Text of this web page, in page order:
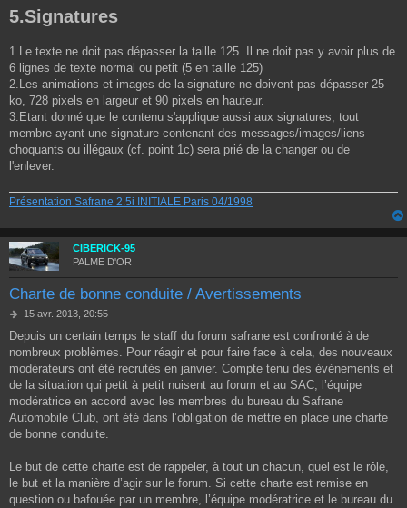
5.Signatures
1.Le texte ne doit pas dépasser la taille 125. Il ne doit pas y avoir plus de
6 lignes de texte normal ou petit (5 en taille 125)
2.Les animations et images de la signature ne doivent pas dépasser 25
ko, 728 pixels en largeur et 90 pixels en hauteur.
3.Etant donné que le contenu s'applique aussi aux signatures, tout
membre ayant une signature contenant des messages/images/liens
choquants ou illégaux (cf. point 1c) sera prié de la changer ou de
l'enlever.
Présentation Safrane 2.5i INITIALE Paris 04/1998
CIBERICK-95
PALME D'OR
Charte de bonne conduite / Avertissements
M
s
s
a
g
15 avr. 2013, 20:55
Depuis un certain temps le staff du forum safrane est confronté à de
nombreux problèmes. Pour réagir et pour faire face à cela, des nouveaux
modérateurs ont été recrutés en janvier. Compte tenu des événements et
de la situation qui petit à petit nuisent au forum et au SAC, l’équipe
modératrice en accord avec les membres du bureau du Safrane
Automobile Club, ont été dans l’obligation de mettre en place une charte
de bonne conduite.
Le but de cette charte est de rappeler, à tout un chacun, quel est le rôle,
le but et la manière d’agir sur le forum. Si cette charte est remise en
question ou bafouée par un membre, l’équipe modératrice et le bureau du